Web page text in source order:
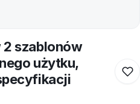
szablonów
użytku,